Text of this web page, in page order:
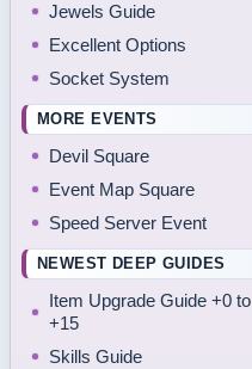
Jewels Guide
Excellent Options
Socket System
MORE EVENTS
Devil Square
Event Map Square
Speed Server Event
NEWEST DEEP GUIDES
Item Upgrade Guide +0 to
+15
Skills Guide